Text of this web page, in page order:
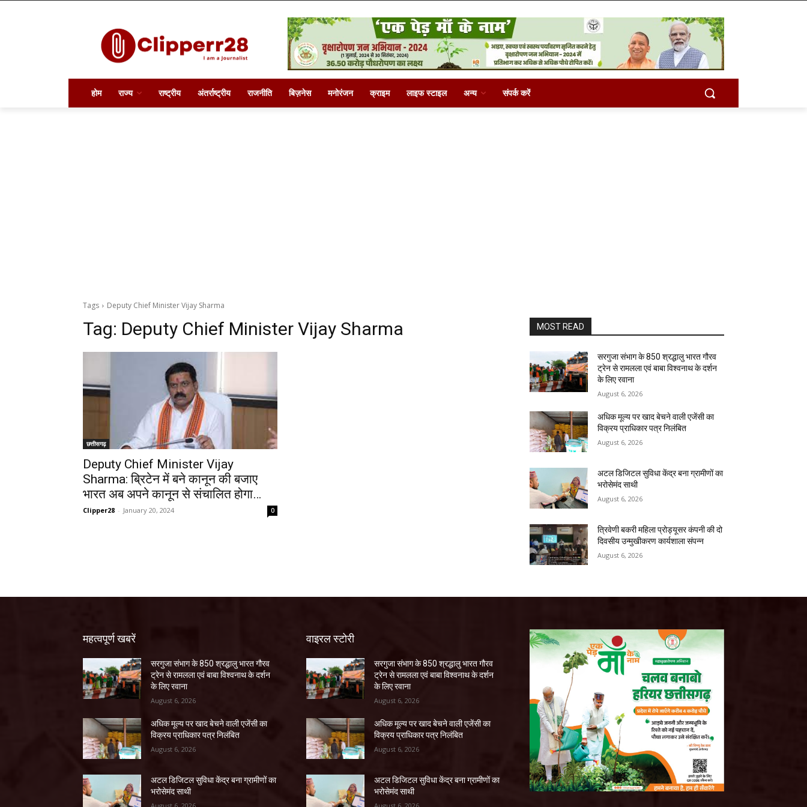
होम राज्य राष्ट्रीय अंतर्राष्ट्रीय राजनीति बिज़नेस मनोरंजन क्राइम लाइफ स्टाइल अन्य संपर्क करें
Tags Deputy Chief Minister Vijay Sharma
Tag: Deputy Chief Minister Vijay Sharma
छत्तीसगढ़
Deputy Chief Minister Vijay
Sharma: ब्रिटेन में बने कानून की बजाए
भारत अब अपने कानून से संचालित होगा…
Clipper28 - January 20, 2024 0
MOST READ
सरगुजा संभाग के 850 श्रद्धालु भारत गौरव
ट्रेन से रामलला एवं बाबा विश्वनाथ के दर्शन
के लिए रवाना
August 6, 2026
अधिक मूल्य पर खाद बेचने वाली एजेंसी का
विक्रय प्राधिकार पत्र निलंबित
August 6, 2026
अटल डिजिटल सुविधा केंद्र बना ग्रामीणों का
भरोसेमंद साथी
August 6, 2026
त्रिवेणी बकरी महिला प्रोड्यूसर कंपनी की दो
दिवसीय उन्मुखीकरण कार्यशाला संपन्न
August 6, 2026
महत्वपूर्ण खबरें
सरगुजा संभाग के 850 श्रद्धालु भारत गौरव
ट्रेन से रामलला एवं बाबा विश्वनाथ के दर्शन
के लिए रवाना
August 6, 2026
अधिक मूल्य पर खाद बेचने वाली एजेंसी का
विक्रय प्राधिकार पत्र निलंबित
August 6, 2026
अटल डिजिटल सुविधा केंद्र बना ग्रामीणों का
भरोसेमंद साथी
वाइरल स्टोरी
सरगुजा संभाग के 850 श्रद्धालु भारत गौरव
ट्रेन से रामलला एवं बाबा विश्वनाथ के दर्शन
के लिए रवाना
August 6, 2026
अधिक मूल्य पर खाद बेचने वाली एजेंसी का
विक्रय प्राधिकार पत्र निलंबित
August 6, 2026
अटल डिजिटल सुविधा केंद्र बना ग्रामीणों का
भरोसेमंद साथी